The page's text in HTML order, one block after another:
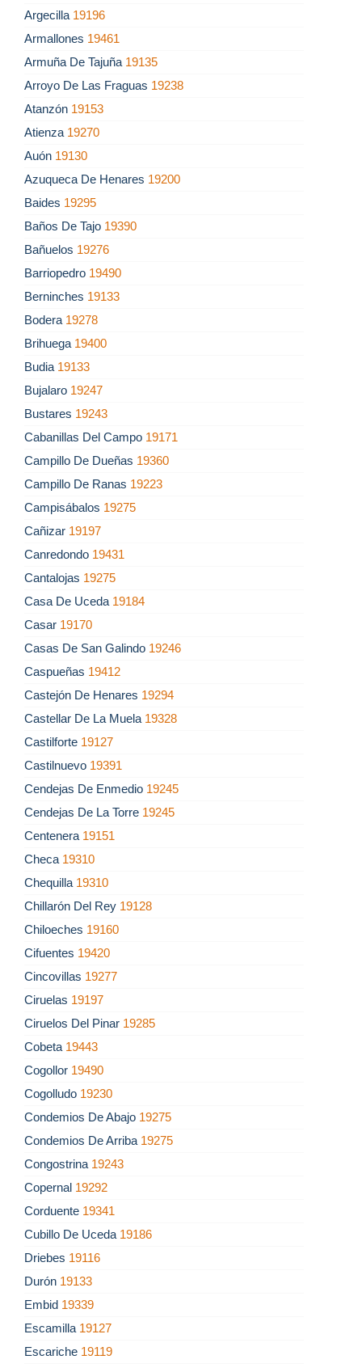
Argecilla 19196
Armallones 19461
Armuña De Tajuña 19135
Arroyo De Las Fraguas 19238
Atanzón 19153
Atienza 19270
Auón 19130
Azuqueca De Henares 19200
Baides 19295
Baños De Tajo 19390
Bañuelos 19276
Barriopedro 19490
Berninches 19133
Bodera 19278
Brihuega 19400
Budia 19133
Bujalaro 19247
Bustares 19243
Cabanillas Del Campo 19171
Campillo De Dueñas 19360
Campillo De Ranas 19223
Campisábalos 19275
Cañizar 19197
Canredondo 19431
Cantalojas 19275
Casa De Uceda 19184
Casar 19170
Casas De San Galindo 19246
Caspueñas 19412
Castejón De Henares 19294
Castellar De La Muela 19328
Castilforte 19127
Castilnuevo 19391
Cendejas De Enmedio 19245
Cendejas De La Torre 19245
Centenera 19151
Checa 19310
Chequilla 19310
Chillarón Del Rey 19128
Chiloeches 19160
Cifuentes 19420
Cincovillas 19277
Ciruelas 19197
Ciruelos Del Pinar 19285
Cobeta 19443
Cogollor 19490
Cogolludo 19230
Condemios De Abajo 19275
Condemios De Arriba 19275
Congostrina 19243
Copernal 19292
Corduente 19341
Cubillo De Uceda 19186
Driebes 19116
Durón 19133
Embid 19339
Escamilla 19127
Escariche 19119